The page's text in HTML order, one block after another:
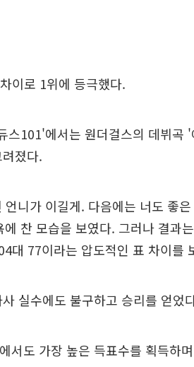
이로 1위에 등극했다.
101'에서는 원더걸스의 데뷔곡
졌다.
니가 이길게. 다음에는 너도 좋
찬 모습을 보였다. 그러나 결과
대 77이라는 압도적인 표 차이를
실수에도 불구하고 승리를 얻었
서도 가장 높은 득표수를 획득하